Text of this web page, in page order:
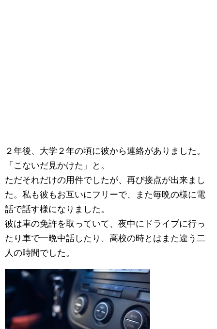
２年後、大学２年の頃に彼から連絡がありました。
「こないだ見かけた」と。
ただそれだけの用件でしたが、再び接点が出来まし
た。私も彼もお互いにフリーで、また毎晩の様に電
話で話す様になりました。
彼は車の免許を取っていて、夜中にドライブに行っ
たり車で一晩中話したり、高校の時とはまた違う二
人の時間でした。